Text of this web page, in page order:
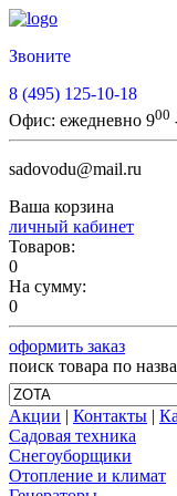
Звоните
8 (495) 125-10-18
Офис: ежедневно 900
sadovodu@mail.ru
Ваша корзина
личный кабинет
Товаров:
0
На сумму:
0
оформить заказ
поиск товара по
Акции | Контакты |
Садовая техника
Снегоуборщики
Отопление и климат